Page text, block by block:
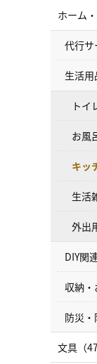
ホーム
代行サ
生活用
トイ
お風
キッ
生活
外出
DIY関
収納・
防災・
文具（